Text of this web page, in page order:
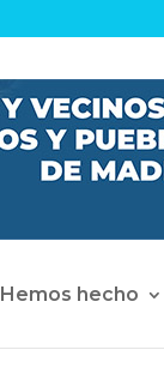
Hemos hecho